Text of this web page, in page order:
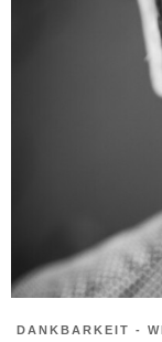
DANKBARKEIT -